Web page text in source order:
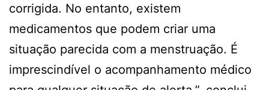
corrigida. No entanto, existem
medicamentos que podem criar uma
situação parecida com a menstruação. É
imprescindível o acompanhamento médico